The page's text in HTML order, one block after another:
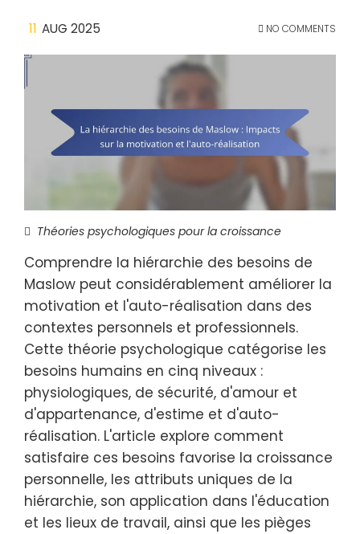
11 AUG 2025 NO COMMENTS
Théories psychologiques pour la croissance
Comprendre la hiérarchie des besoins de
Maslow peut considérablement améliorer la
motivation et l'auto-réalisation dans des
contextes personnels et professionnels.
Cette théorie psychologique catégorise les
besoins humains en cinq niveaux :
physiologiques, de sécurité, d'amour et
d'appartenance, d'estime et d'auto-
réalisation. L'article explore comment
satisfaire ces besoins favorise la croissance
personnelle, les attributs uniques de la
hiérarchie, son application dans l'éducation
et les lieux de travail, ainsi que les pièges